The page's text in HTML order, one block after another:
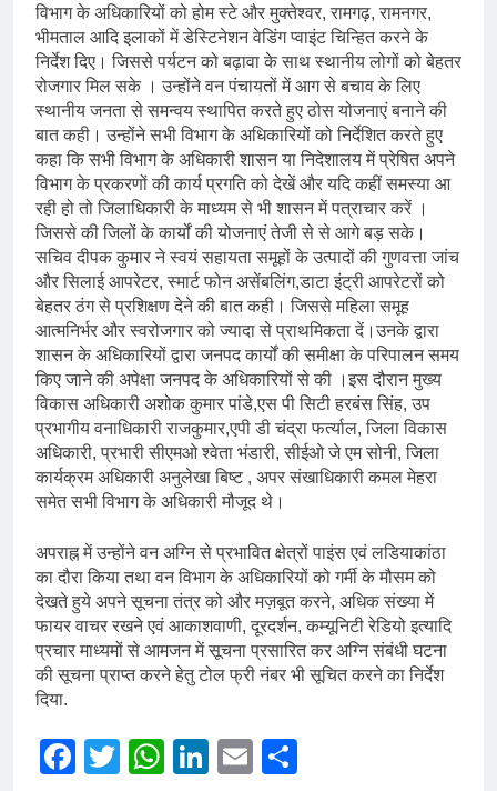
विभाग के अधिकारियों को होम स्टे और मुक्तेश्वर, रामगढ़, रामनगर,
भीमताल आदि इलाकों में डेस्टिनेशन वेडिंग प्वाइंट चिन्हित करने के
निर्देश दिए। जिससे पर्यटन को बढ़ावा के साथ स्थानीय लोगों को बेहतर
रोजगार मिल सके । उन्होंने वन पंचायतों में आग से बचाव के लिए
स्थानीय जनता से समन्वय स्थापित करते हुए ठोस योजनाएं बनाने की
बात कही। उन्होंने सभी विभाग के अधिकारियों को निर्देशित करते हुए
कहा कि सभी विभाग के अधिकारी शासन या निदेशालय में प्रेषित अपने
विभाग के प्रकरणों की कार्य प्रगति को देखें और यदि कहीं समस्या आ
रही हो तो जिलाधिकारी के माध्यम से भी शासन में पत्राचार करें ।
जिससे की जिलों के कार्यों की योजनाएं तेजी से से आगे बड़ सके।
सचिव दीपक कुमार ने स्वयं सहायता समूहों के उत्पादों की गुणवत्ता जांच
और सिलाई आपरेटर, स्मार्ट फोन असेंबलिंग,डाटा इंट्री आपरेटरों को
बेहतर ठंग से प्रशिक्षण देने की बात कही। जिससे महिला समूह
आत्मनिर्भर और स्वरोजगार को ज्यादा से प्राथमिकता दें।उनके द्वारा
शासन के अधिकारियों द्वारा जनपद कार्यों की समीक्षा के परिपालन समय
किए जाने की अपेक्षा जनपद के अधिकारियों से की ।इस दौरान मुख्य
विकास अधिकारी अशोक कुमार पांडे,एस पी सिटी हरबंस सिंह, उप
प्रभागीय वनाधिकारी राजकुमार,एपी डी चंद्रा फर्त्याल, जिला विकास
अधिकारी, प्रभारी सीएमओ श्वेता भंडारी, सीईओ जे एम सोनी, जिला
कार्यक्रम अधिकारी अनुलेखा बिष्ट , अपर संखाधिकारी कमल मेहरा
समेत सभी विभाग के अधिकारी मौजूद थे।
अपराह्न में उन्होंने वन अग्नि से प्रभावित क्षेत्रों पाइंस एवं लडियाकांठा
का दौरा किया तथा वन विभाग के अधिकारियों को गर्मी के मौसम को
देखते हुये अपने सूचना तंत्र को और मज़बूत करने, अधिक संख्या में
फायर वाचर रखने एवं आकाशवाणी, दूरदर्शन, कम्यूनिटी रेडियो इत्यादि
प्रचार माध्यमों से आमजन में सूचना प्रसारित कर अग्नि संबंधी घटना
की सूचना प्राप्त करने हेतु टोल फ्री नंबर भी सूचित करने का निर्देश
दिया.
Facebook
TwitterWhatsApp
LinkedIn
Email